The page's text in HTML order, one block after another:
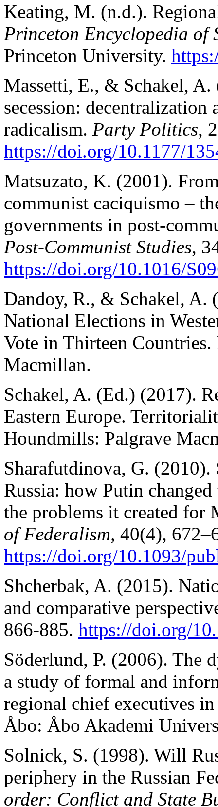
Keating, M. (n.d.).
Princeton Encyclopedia of
Princeton University.
Massetti, E., & Schakel,
secession:
radicalism. Party Politics,
https://doi.org/10.1177/
Matsuzato, K. (2001).
communist caciquismo –
governments in post-
Post-Communist Studies,
https://doi.org/10.1016/
Dandoy, R., & Schakel, A.
National Elections in
Vote in Thirteen
Macmillan.
Schakel, A. (Ed.) (2017).
Eastern Europe.
Houndmills: Palgrave
Sharafutdinova, G.
Russia: how Putin
the problems it created for
of Federalism, 40(4),
https://doi.org/10.1093/
Shcherbak, A. (2015).
and comparative
866-885. https://doi.org/
Söderlund, P. (2006). The
a study of formal and
regional chief executives
Åbo: Åbo Akademi
Solnick, S. (1998). Will
periphery in the Russian
order: Conflict and State